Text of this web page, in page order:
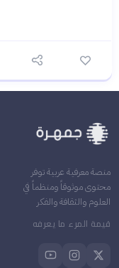
منصة معرفية عربية توفر
محتوى موثوقاً ومنظماً في
العلوم والثقافة والفكر
قيمة المرء ما يعرفه